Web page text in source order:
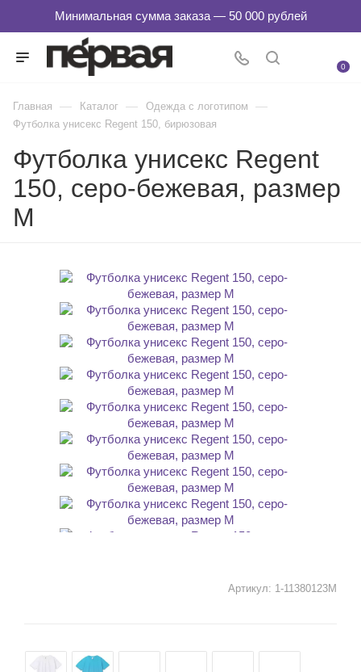
0
Главная — Каталог — Одежда с логотипом —
Футболка унисекс Regent 150, бирюзовая
Футболка унисекс Regent
150, серо-бежевая, размер
M
Артикул: 1-11380123M